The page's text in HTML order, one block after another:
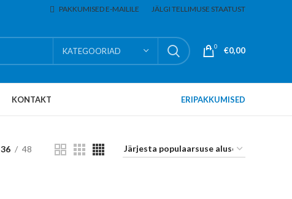
PAKKUMISED E-MAILILE JÄLGI TELLIMUSE STAATUST
KATEGOORIAD 0 €0,00
KONTAKT ERIPAKKUMISED
36 48